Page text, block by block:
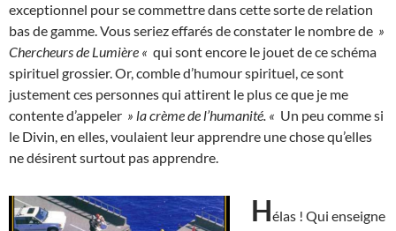
exceptionnel pour se commettre dans cette sorte de relation
bas de gamme. Vous seriez effarés de constater le nombre de »
Chercheurs de Lumière « qui sont encore le jouet de ce schéma
spirituel grossier. Or, comble d’humour spirituel, ce sont
justement ces personnes qui attirent le plus ce que je me
contente d’appeler » la crème de l’humanité. « Un peu comme si
le Divin, en elles, voulaient leur apprendre une chose qu’elles
ne désirent surtout pas apprendre.
Hélas ! Qui enseigne